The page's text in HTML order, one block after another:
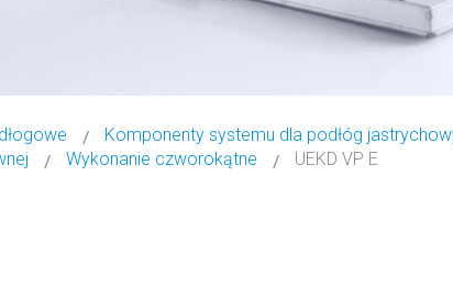
Komponenty systemu dla podłóg
Wykonanie czworokątne UEKD VP E